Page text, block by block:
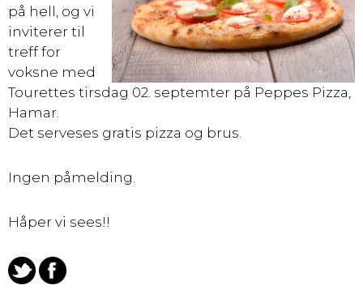
på hell, og vi
inviterer til
treff for
voksne med
Tourettes tirsdag 02. septemter på Peppes Pizza,
Hamar.
Det serveses gratis pizza og brus.
Ingen påmelding.
Håper vi sees!!